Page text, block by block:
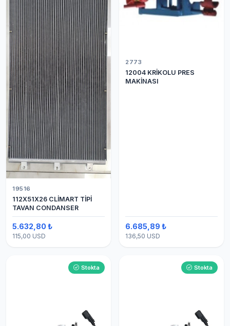
19516
112X51X26 CLİMART TİPİ
TAVAN CONDANSER
5.632,80 ₺
115,00 USD
2773
12004 KRİKOLU PRES
MAKİNASI
6.685,89 ₺
136,50 USD
Stokta Stokta